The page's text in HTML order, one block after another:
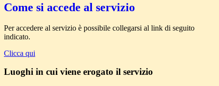
Come si accede al servizio
Per accedere al servizio è possibile collegarsi al link di seguito
indicato.
Clicca qui
Luoghi in cui viene erogato il servizio